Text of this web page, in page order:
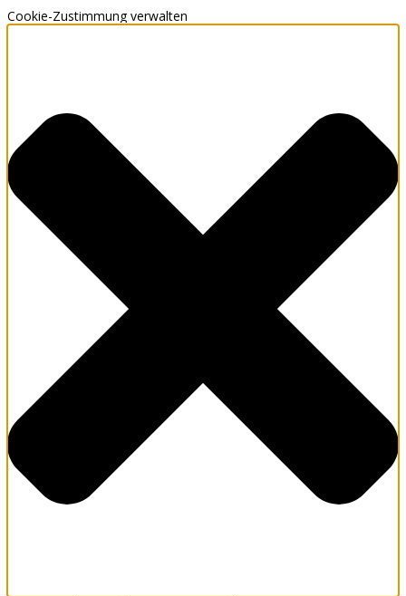
Cookie-Zustimmung verwalten